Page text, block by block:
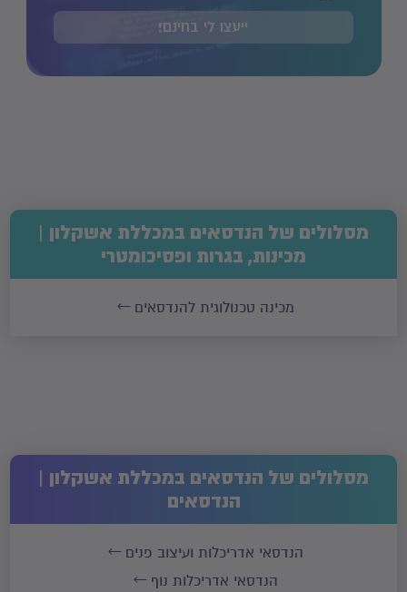
ייעצו לי בחינם!
מסלולים של הנדסאים במכללת אשקלון |
מכינות, בגרות ופסיכומטרי
מכינה טכנולוגית להנדסאים
מסלולים של הנדסאים במכללת אשקלון |
הנדסאים
הנדסאי אדריכלות ועיצוב פנים
הנדסאי אדריכלות נוף